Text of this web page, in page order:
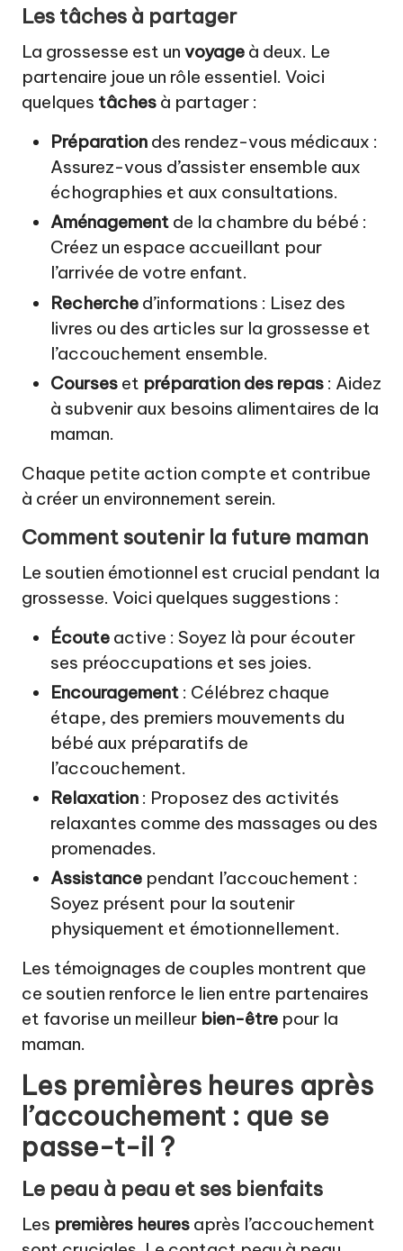
Les tâches à partager
La grossesse est un voyage à deux. Le
partenaire joue un rôle essentiel. Voici
quelques tâches à partager :
Préparation des rendez-vous médicaux :
Assurez-vous d’assister ensemble aux
échographies et aux consultations.
Aménagement de la chambre du bébé :
Créez un espace accueillant pour
l’arrivée de votre enfant.
Recherche d’informations : Lisez des
livres ou des articles sur la grossesse et
l’accouchement ensemble.
Courses et préparation des repas : Aidez
à subvenir aux besoins alimentaires de la
maman.
Chaque petite action compte et contribue
à créer un environnement serein.
Comment soutenir la future maman
Le soutien émotionnel est crucial pendant la
grossesse. Voici quelques suggestions :
Écoute active : Soyez là pour écouter
ses préoccupations et ses joies.
Encouragement : Célébrez chaque
étape, des premiers mouvements du
bébé aux préparatifs de
l’accouchement.
Relaxation : Proposez des activités
relaxantes comme des massages ou des
promenades.
Assistance pendant l’accouchement :
Soyez présent pour la soutenir
physiquement et émotionnellement.
Les témoignages de couples montrent que
ce soutien renforce le lien entre partenaires
et favorise un meilleur bien-être pour la
maman.
Les premières heures après
l’accouchement : que se
passe-t-il ?
Le peau à peau et ses bienfaits
Les premières heures après l’accouchement